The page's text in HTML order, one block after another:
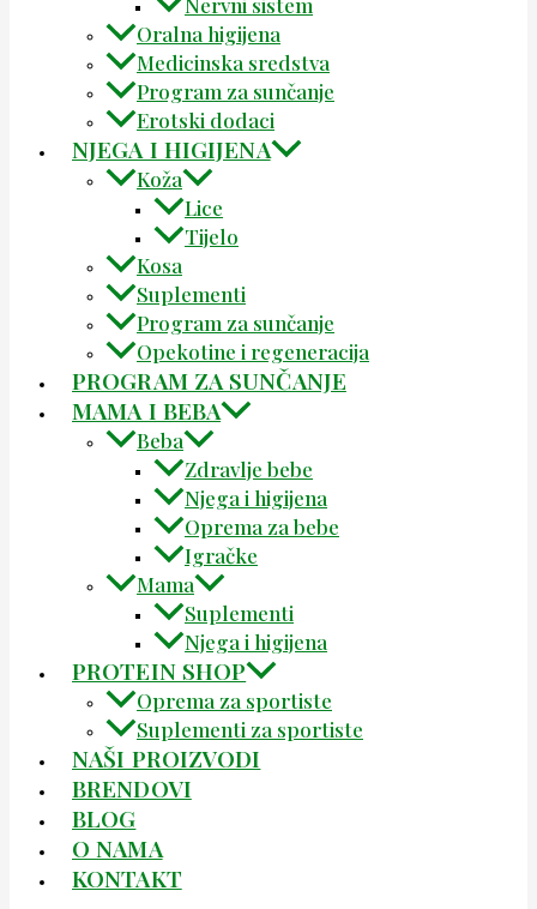
Oralna higijena
Medicinska sredstva
Program za sunčanje
Erotski dodaci
NJEGA I HIGIJENA
Koža
Lice
Tijelo
Kosa
Suplementi
Program za sunčanje
Opekotine i regeneracija
PROGRAM ZA SUNČANJE
MAMA I BEBA
Beba
Zdravlje bebe
Njega i higijena
Oprema za bebe
Igračke
Mama
Suplementi
Njega i higijena
PROTEIN SHOP
Oprema za sportiste
Suplementi za sportiste
NAŠI PROIZVODI
BRENDOVI
BLOG
O NAMA
KONTAKT